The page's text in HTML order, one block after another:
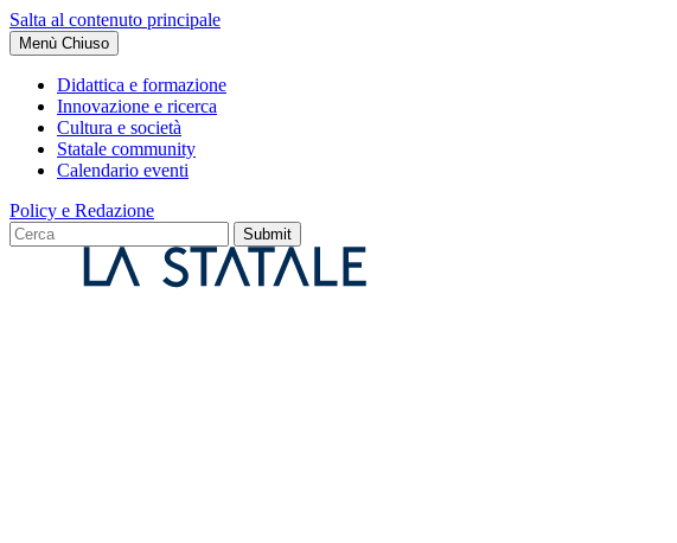
Salta al contenuto principale
Menù Chiuso
Didattica e formazione
Innovazione e ricerca
Cultura e società
Statale community
Calendario eventi
Policy e Redazione